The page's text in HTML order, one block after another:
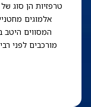
טרפזיות הן סוג
אלמוגים
המסווים היטב
מורכבים לפני